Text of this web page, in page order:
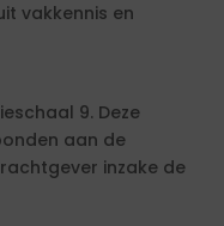
vakkennis en
9. Deze
aan de
inzake de